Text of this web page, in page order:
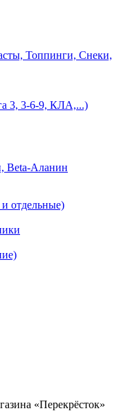
Топпинги, Снеки,
3, 3-6-9, КЛА,...)
Beta-Аланин
отдельные)
«Перекрёсток»